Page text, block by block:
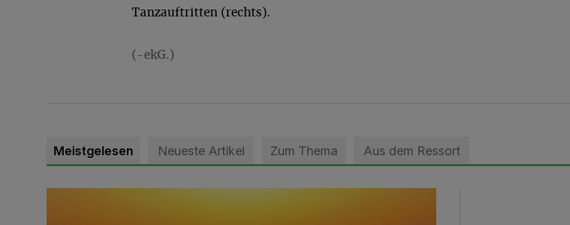
Tanzauftritten (rechts).
(-ekG.)
Meistgelesen Neueste Artikel Zum Thema Aus dem Ressort